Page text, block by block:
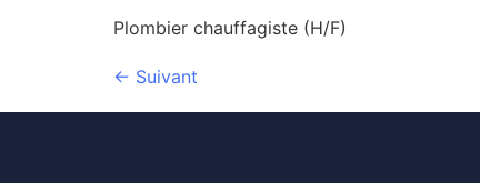
Plombier chauffagiste (H/F)
← Suivant